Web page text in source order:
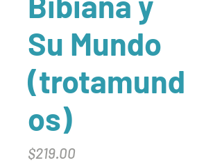
Su Mundo
(trotamund
os)
$219.00